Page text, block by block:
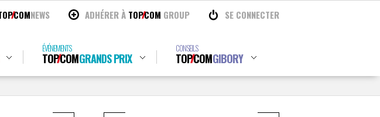
COMNEWS ADHÉRER À TOPCOM GROUP SE CONNECTER
ÉVÉNEMENTS
TOPCOMGRANDS PRIX
CONSEILS
TOPCOMGIBORY